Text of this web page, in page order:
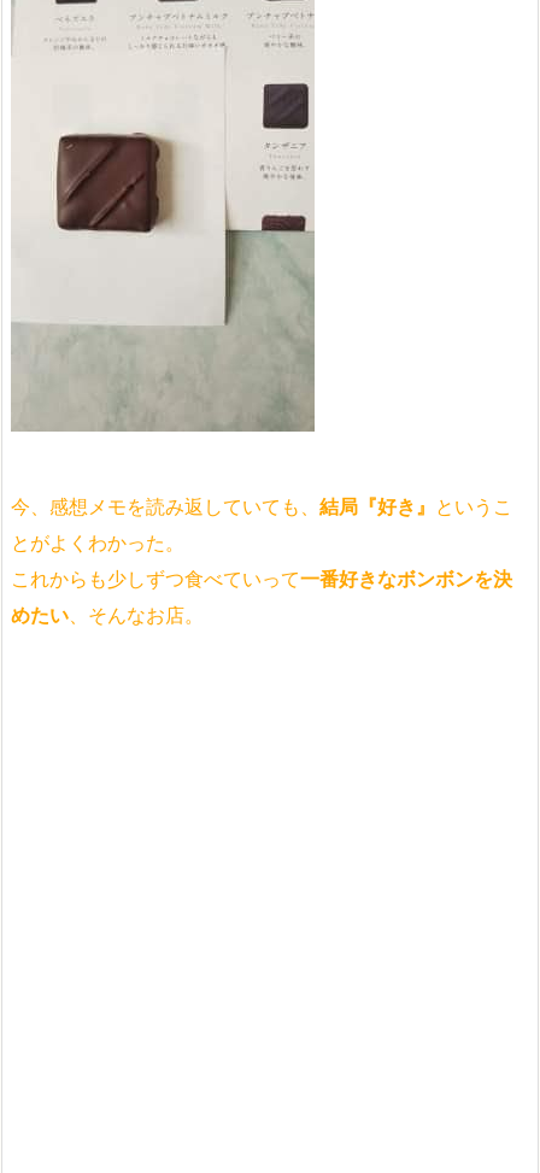
今、感想メモを読み返していても、 結局『好き』 というこ
とがよくわかった。
これからも少しずつ食べていって一番好きなボンボンを決
めたい 、そんなお店。